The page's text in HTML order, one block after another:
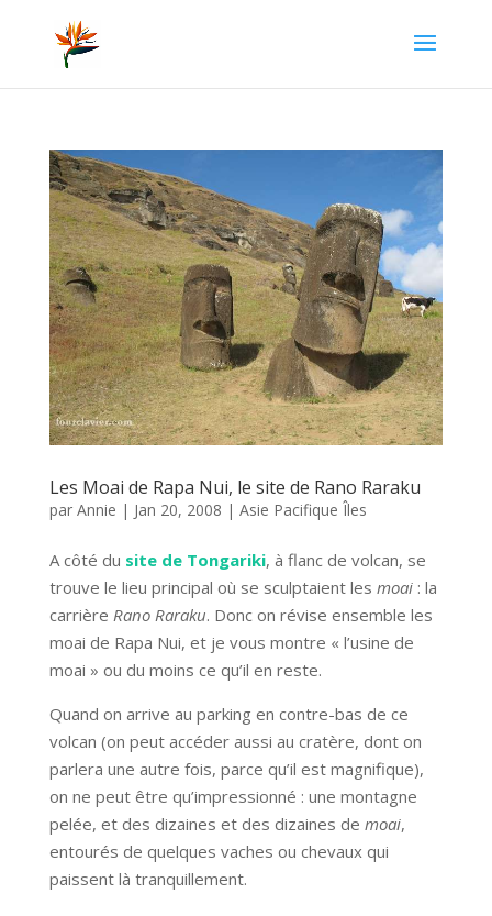
Les Moai de Rapa Nui, le site de Rano Raraku
par Annie | Jan 20, 2008 | Asie Pacifique Îles
A côté du site de Tongariki, à flanc de volcan, se
trouve le lieu principal où se sculptaient les moai: la
carrière Rano Raraku. Donc on révise ensemble les
moai de Rapa Nui, et je vous montre « l’usine de
moai » ou du moins ce qu’il en reste.
Quand on arrive au parking en contre-bas de ce
volcan (on peut accéder aussi au cratère, dont on
parlera une autre fois, parce qu’il est magnifique),
on ne peut être qu’impressionné : une montagne
pelée, et des dizaines et des dizaines de moai,
entourés de quelques vaches ou chevaux qui
paissent là tranquillement.